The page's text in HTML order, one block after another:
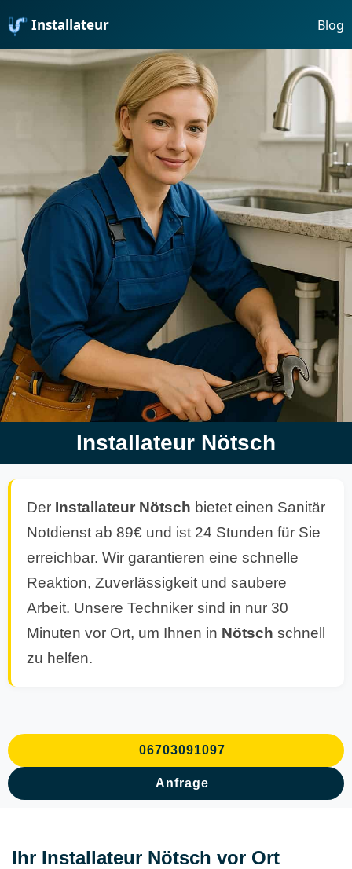
Installateur Blog
Installateur Nötsch
Der Installateur Nötsch bietet einen Sanitär
Notdienst ab 89€ und ist 24 Stunden für Sie
erreichbar. Wir garantieren eine schnelle
Reaktion, Zuverlässigkeit und saubere
Arbeit. Unsere Techniker sind in nur 30
Minuten vor Ort, um Ihnen in Nötsch schnell
zu helfen.
06703091097
Anfrage
Ihr Installateur Nötsch vor Ort